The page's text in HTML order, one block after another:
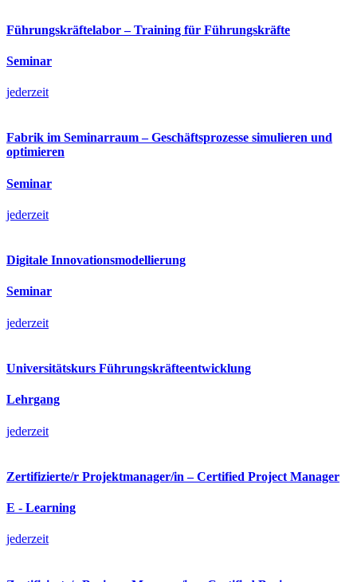
Führungskräftelabor – Training für Führungskräfte
Seminar
jederzeit
Fabrik im Seminarraum – Geschäftsprozesse simulieren und
optimieren
Seminar
jederzeit
Digitale Innovationsmodellierung
Seminar
jederzeit
Universitätskurs Führungskräfteentwicklung
Lehrgang
jederzeit
Zertifizierte/r Projektmanager/in – Certified Project Manager
E - Learning
jederzeit